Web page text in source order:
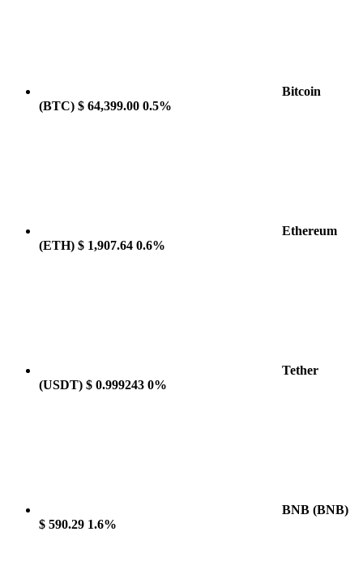
Bitcoin
(BTC) $ 64,399.00 0.5%
Ethereum
(ETH) $ 1,907.64 0.6%
Tether
(USDT) $ 0.999243 0%
BNB (BNB)
$ 590.29 1.6%